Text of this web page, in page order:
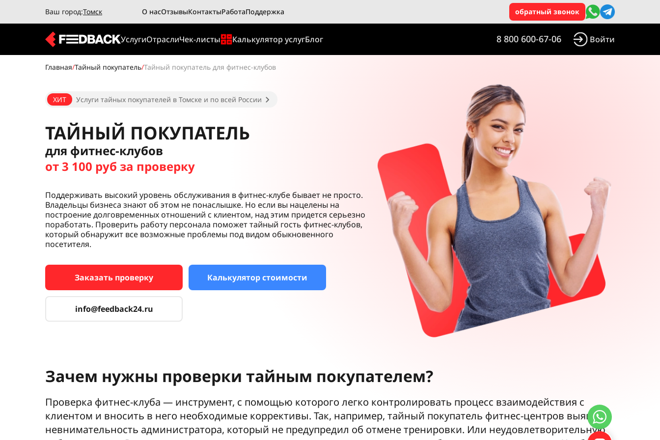
Ваш город:Томск О насОтзывыКонтактыРаботаПоддержка обратный звонок
УслугиОтраслиЧек-листы Калькулятор услугБлог 8 800 600-67-06 Войти
Главная/Тайный покупатель/Тайный покупатель для фитнес-клубов
ХИТ Услуги тайных покупателей в Томске и по всей России
ТАЙНЫЙ ПОКУПАТЕЛЬ
для фитнес-клубов
от 3 100 руб за проверку
Поддерживать высокий уровень обслуживания в фитнес-клубе бывает не просто.
Владельцы бизнеса знают об этом не понаслышке. Но если вы нацелены на
построение долговременных отношений с клиентом, над этим придется серьезно
поработать. Проверить работу персонала поможет тайный гость фитнес-клубов,
который обнаружит все возможные проблемы под видом обыкновенного
посетителя.
Заказать проверку Калькулятор стоимости
info@feedback24.ru
Зачем нужны проверки тайным покупателем?
Проверка фитнес-клуба — инструмент, с помощью которого легко контролировать процесс взаимодействия с
клиентом и вносить в него необходимые коррективы. Так, например, тайный покупатель фитнес-центров выявит
невнимательность администратора, который не предупредил об отмене тренировки. Или неудовлетворительную